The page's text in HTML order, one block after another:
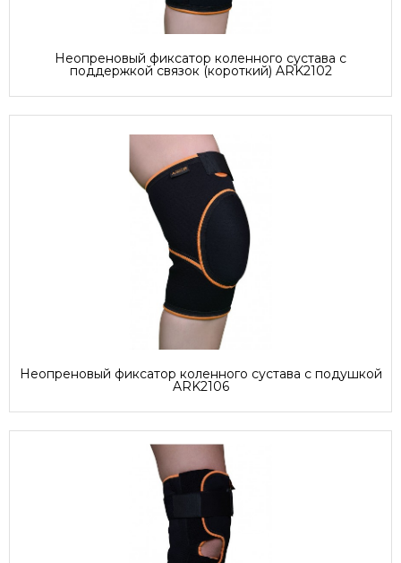
Неопреновый фиксатор коленного сустава с
поддержкой связок (короткий) ARK2102
Неопреновый фиксатор коленного сустава с подушкой
ARK2106